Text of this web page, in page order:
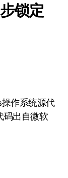
锁定
码出自微软